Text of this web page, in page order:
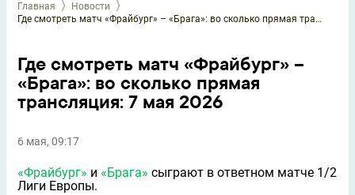
Главная
Новости
Где смотреть матч «Фрайбург» – «Брага»: во сколько прямая трансляция: 7 мая 2026
Где смотреть матч «Фрайбург» –
«Брага»: во сколько прямая
трансляция: 7 мая 2026
6 мая, 09:17
«Фрайбург» и «Брага» сыграют в ответном матче 1/2
Лиги Европы.​